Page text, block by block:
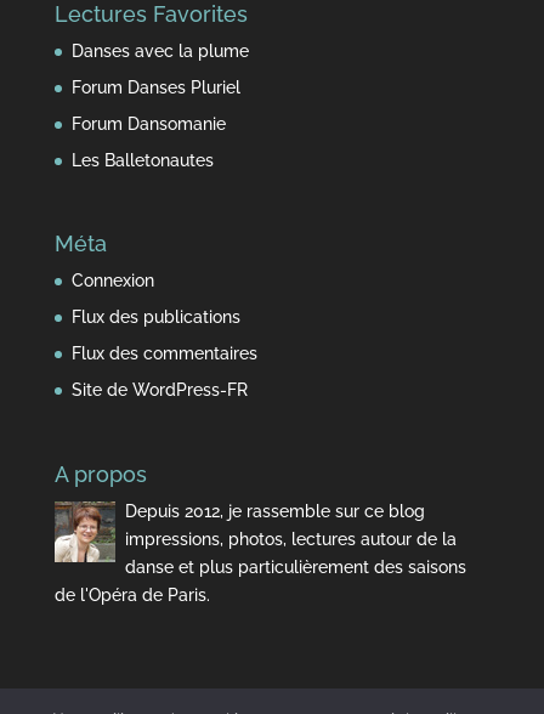
temps
Lectures Favorites
Danses avec la plume
Forum Danses Pluriel
Forum Dansomanie
Les Balletonautes
Méta
Connexion
Flux des publications
Flux des commentaires
Site de WordPress-FR
A propos
Depuis 2012, je rassemble sur ce blog
impressions, photos, lectures autour de la
danse et plus particulièrement des saisons
de l'Opéra de Paris.